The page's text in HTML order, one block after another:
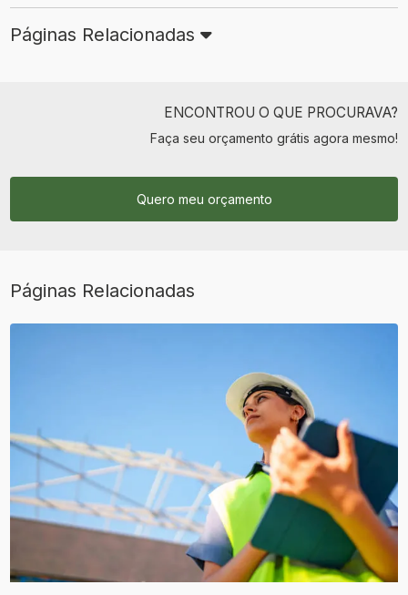
Páginas Relacionadas
ENCONTROU O QUE PROCURAVA?
Faça seu orçamento grátis agora mesmo!
Quero meu orçamento
Páginas Relacionadas